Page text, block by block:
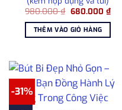
980.000₫ Giá
là:
980.000 ₫.
680.000 ₫Giá
hiện
THÊM VÀO GIỎ HÀNG
-31%